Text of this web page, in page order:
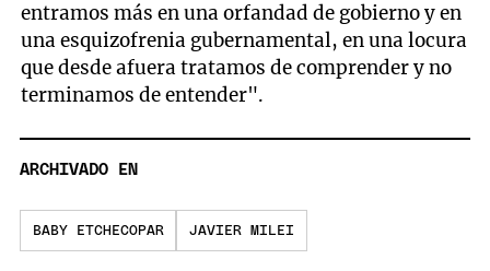
entramos más en una orfandad de gobierno y en
una esquizofrenia gubernamental, en una locura
que desde afuera tratamos de comprender y no
terminamos de entender".
ARCHIVADO EN
BABY ETCHECOPAR JAVIER MILEI